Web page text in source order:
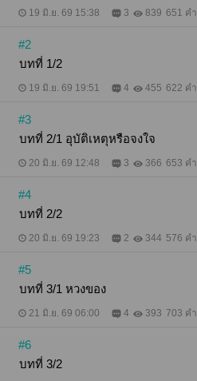
ที่ยายเธอพักอาศัยอยู่ อรณิ
กับใครเลย” “คิดเหรอว่าจ
19 มิ.ย. 69 15:38 3 839 651 ค
#2
บทที่ 1/2
19 มิ.ย. 69 19:51 4 455 622 ค
#3
บทที่ 2/1 อุบัติเหตุหรือจงใจ
20 มิ.ย. 69 12:48 3 366 653 ค
#4
บทที่ 2/2
20 มิ.ย. 69 19:23 2 344 576 ค
#5
บทที่ 3/1 หวงของ
21 มิ.ย. 69 06:00 4 393 703 ค
#6
บทที่ 3/2